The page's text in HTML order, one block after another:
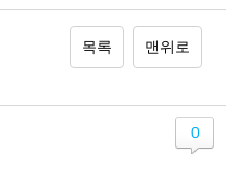
목록 맨위로
0